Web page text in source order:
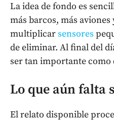
La idea de fondo es
más barcos, más
multiplicarsensores
de eliminar. Al final del
ser tan importante
Lo que aún falta
El relato disponible